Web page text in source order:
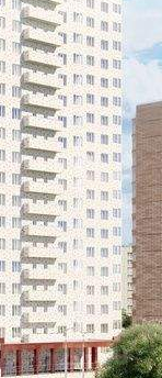
Д.4
4.93 кв.м. на